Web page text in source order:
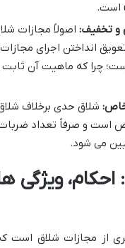
است.
و تخفیف: اصولاً مجازات
انداختن اجرای
چرا که ماهیت آن ثابت
شلاق حدی برخلاف
است و صرفاً تعداد
می شود.
ویژگی
از مجازات شلاق است